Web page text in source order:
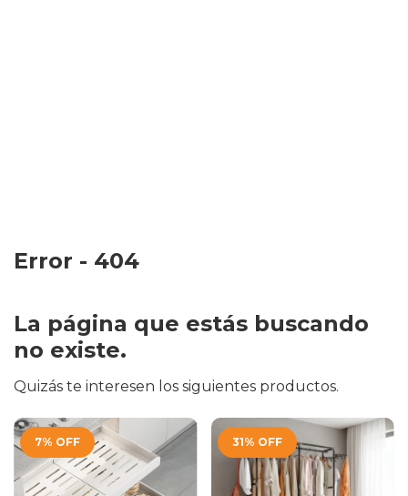
Error - 404
La página que estás buscando
no existe.
Quizás te interesen los siguientes productos.
7% OFF 31% OFF